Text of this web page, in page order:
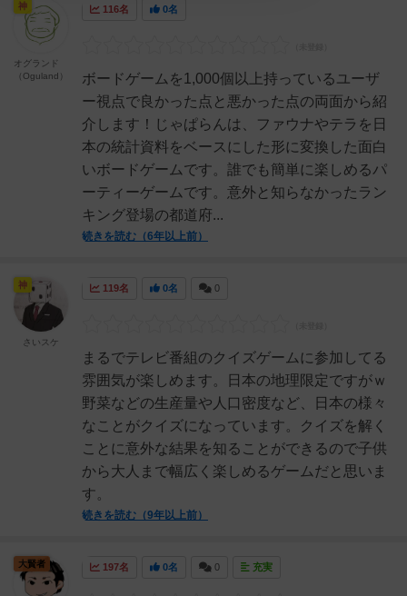
116名 0名
ボードゲームを1,000個以上持っているユーザ
ー視点で良かった点と悪かった点の両面から紹
介します！じゃぱらんは、ファウナやテラを日
本の統計資料をベースにした形に変換した面白
いボードゲームです。誰でも簡単に楽しめるパ
ーティーゲームです。意外と知らなかったラン
キング登場の都道府...
続きを読む（6年以上前）
神
オグランド
（Oguland）
119名 0名 0
まるでテレビ番組のクイズゲームに参加してる
雰囲気が楽しめます。日本の地理限定ですがｗ
野菜などの生産量や人口密度など、日本の様々
なことがクイズになっています。クイズを解く
ことに意外な結果を知ることができるので子供
から大人まで幅広く楽しめるゲームだと思いま
す。
続きを読む（9年以上前）
神
さいスケ
197名 0名 0 充実
大賢者